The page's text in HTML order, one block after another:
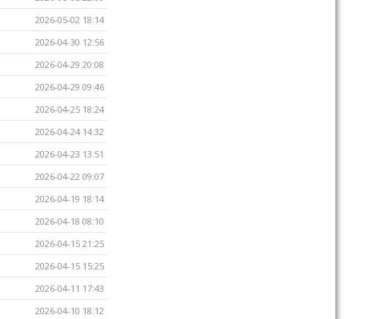
2026-05-02 18:14
2026-04-30 12:56
2026-04-29 20:08
2026-04-29 09:46
2026-04-25 18:24
2026-04-24 14:32
2026-04-23 13:51
2026-04-22 09:07
2026-04-19 18:14
2026-04-18 08:10
2026-04-15 21:25
2026-04-15 15:25
2026-04-11 17:43
2026-04-10 18:12